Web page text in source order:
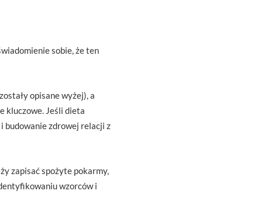
sobie, że ten
opisane wyżej), a
kluczowe. Jeśli dieta
budowanie zdrowej relacji z
zapisać spożyte pokarmy,
wzorców i